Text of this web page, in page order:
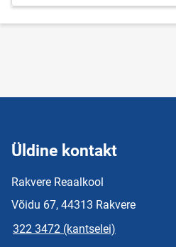
Üldine kontakt
Rakvere Reaalkool
Võidu 67, 44313 Rakvere
322 3472 (kantselei)